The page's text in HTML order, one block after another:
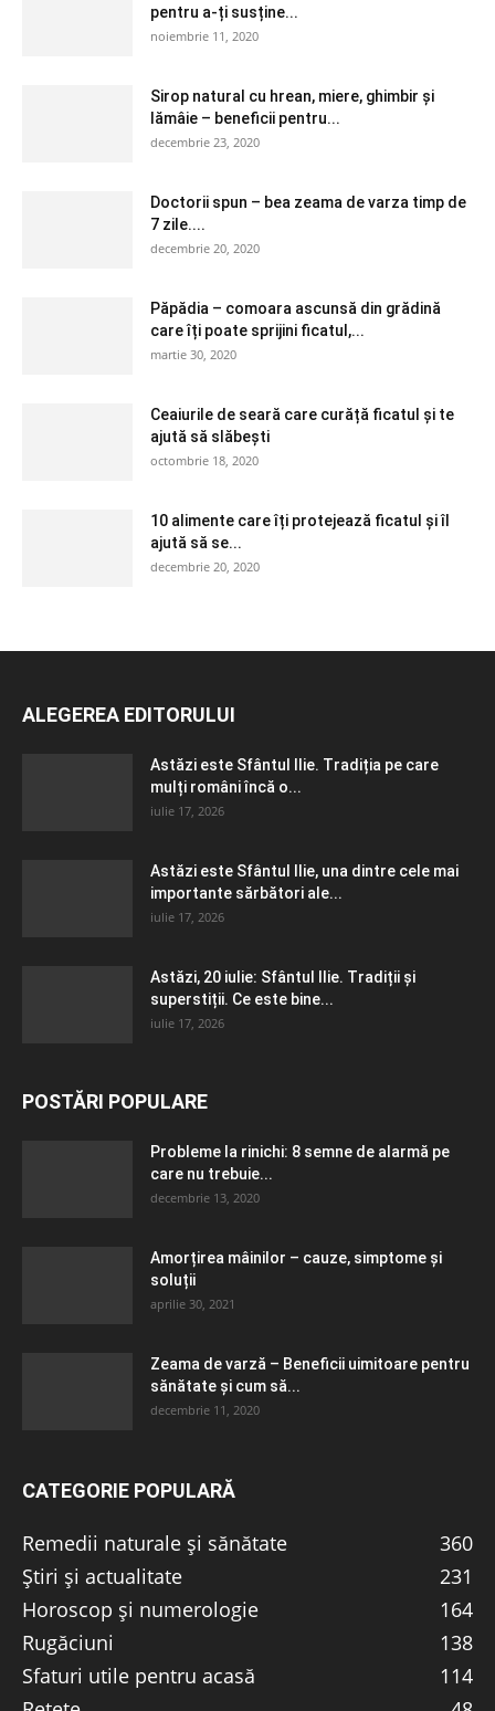
pentru a-ți susține...
noiembrie 11, 2020
Sirop natural cu hrean, miere, ghimbir și
lămâie – beneficii pentru...
decembrie 23, 2020
Doctorii spun – bea zeama de varza timp de
7 zile....
decembrie 20, 2020
Păpădia – comoara ascunsă din grădină
care îți poate sprijini ficatul,...
martie 30, 2020
Ceaiurile de seară care curăță ficatul și te
ajută să slăbești
octombrie 18, 2020
10 alimente care îți protejează ficatul și îl
ajută să se...
decembrie 20, 2020
ALEGEREA EDITORULUI
Astăzi este Sfântul Ilie. Tradiția pe care
mulți români încă o...
iulie 17, 2026
Astăzi este Sfântul Ilie, una dintre cele mai
importante sărbători ale...
iulie 17, 2026
Astăzi, 20 iulie: Sfântul Ilie. Tradiții și
superstiții. Ce este bine...
iulie 17, 2026
POSTĂRI POPULARE
Probleme la rinichi: 8 semne de alarmă pe
care nu trebuie...
decembrie 13, 2020
Amorțirea mâinilor – cauze, simptome și
soluții
aprilie 30, 2021
Zeama de varză – Beneficii uimitoare pentru
sănătate și cum să...
decembrie 11, 2020
CATEGORIE POPULARĂ
Remedii naturale și sănătate
360
Știri și actualitate
231
Horoscop și numerologie
164
Rugăciuni
138
Sfaturi utile pentru acasă
114